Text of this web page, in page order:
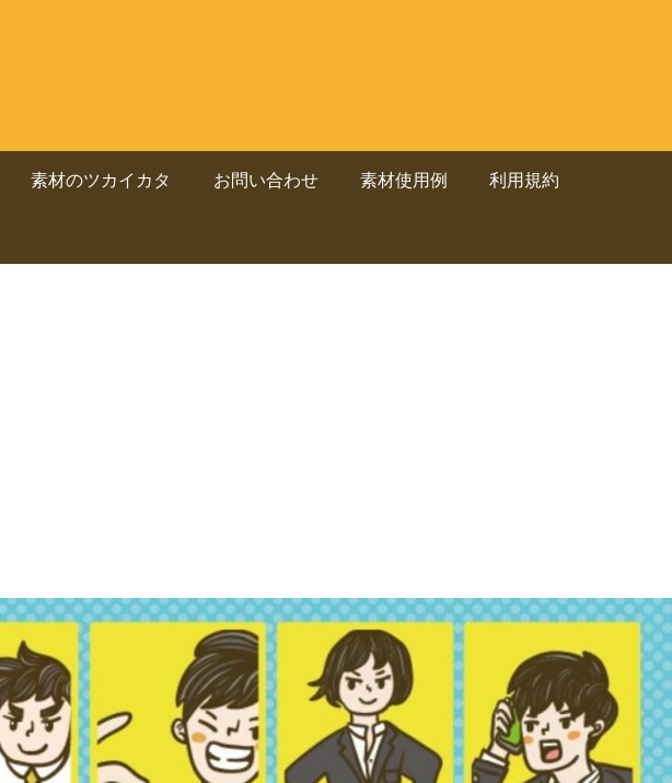
素材のツカイカタ お問い合わせ 素材使用例 利用規約